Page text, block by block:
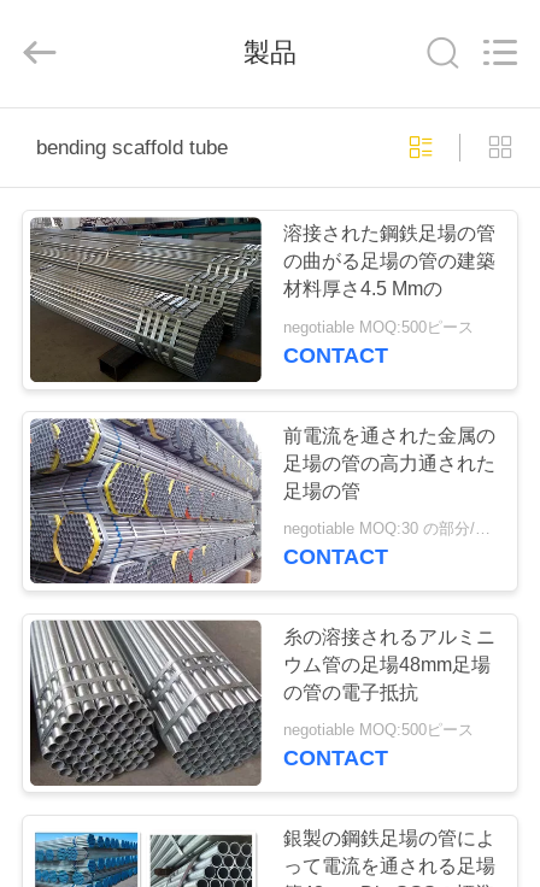
ー
ム
製
私
達
に
つ
い
て
工
場
Scaffold
System
製品
bending scaffold tube
溶接された鋼鉄足場の管
の曲がる足場の管の建築
材料厚さ4.5 Mmの
negotiable MOQ:500ピース
CONTACT
前電流を通された金属の
足場の管の高力通された
足場の管
negotiable MOQ:30 の部分/部分
CONTACT
糸の溶接されるアルミニ
ウム管の足場48mm足場
の管の電子抵抗
negotiable MOQ:500ピース
CONTACT
銀製の鋼鉄足場の管によ
って電流を通される足場